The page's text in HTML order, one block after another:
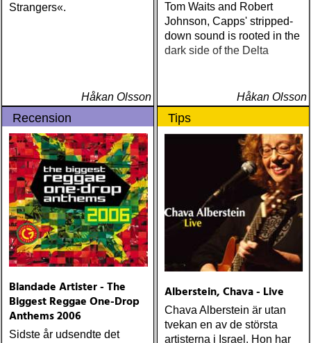
Strangers«.
Håkan Olsson
Tom Waits and Robert
Johnson, Capps' stripped-
down sound is rooted in the
dark side of the Delta
Håkan Olsson
Recension
Blandade Artister - The
Biggest Reggae One-Drop
Anthems 2006
Sidste år udsendte det
Tips
Alberstein, Chava - Live
Chava Alberstein är utan
tvekan en av de största
artisterna i Israel. Hon har